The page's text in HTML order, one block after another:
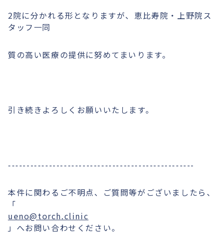
2院に分かれる形となりますが、恵比寿院・上野院ス
タッフ一同
質の高い医療の提供に努めてまいります。
引き続きよろしくお願いいたします。
--------------------------------------------------
本件に関わるご不明点、ご質問等がございましたら、
「
ueno@torch.clinic
」へお問い合わせください。